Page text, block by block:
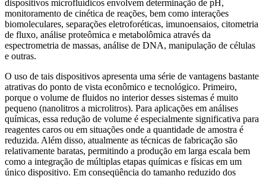
dispositivos microfluídicos envolvem determinação de pH,
monitoramento de cinética de reações, bem como interações
biomoleculares, separações eletroforéticas, imunoensaios, citometria
de fluxo, análise proteômica e metabolômica através da
espectrometria de massas, análise de DNA, manipulação de células
e outras.
O uso de tais dispositivos apresenta uma série de vantagens bastante
atrativas do ponto de vista econômico e tecnológico. Primeiro,
porque o volume de fluidos no interior desses sistemas é muito
pequeno (nanolitros a microlitros). Para aplicações em análises
químicas, essa redução de volume é especialmente significativa para
reagentes caros ou em situações onde a quantidade de amostra é
reduzida. Além disso, atualmente as técnicas de fabricação são
relativamente baratas, permitindo a produção em larga escala bem
como a integração de múltiplas etapas químicas e físicas em um
único dispositivo. Em conseqüência do tamanho reduzido dos